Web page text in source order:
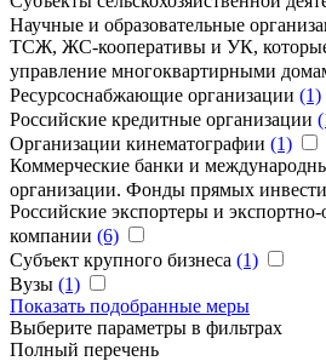
Научные и образовательные
ТCЖ, ЖС-кооперативы и УК,
управление многоквартирными
Ресурсоснабжающие организации (1)
Российские кредитные организации
Организации кинематографии (1)
Коммерческие банки и
организации. Фонды прямых
Российские экспортеры и
компании (6)
Субъект крупного бизнеса (1)
Вузы (1)
Показать подобранные меры
Выберите параметры в фильтрах
Полный перечень